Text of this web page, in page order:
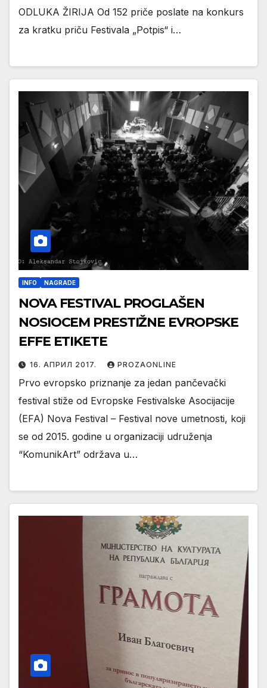
ODLUKA ŽIRIJA Od 152 priče poslate na konkurs
za kratku priču Festivala „Potpis“ i…
INFO NAGRADE
NOVA FESTIVAL PROGLAŠEN
NOSIOCEM PRESTIŽNE EVROPSKE
EFFE ETIKETE
16. АПРИЛ 2017. PROZAONLINE
Prvo evropsko priznanje za jedan pančevački
festival stiže od Evropske Festivalske Asocijacije
(EFA) Nova Festival – Festival nove umetnosti, koji
se od 2015. godine u organizaciji udruženja
“KomunikArt” održava u…